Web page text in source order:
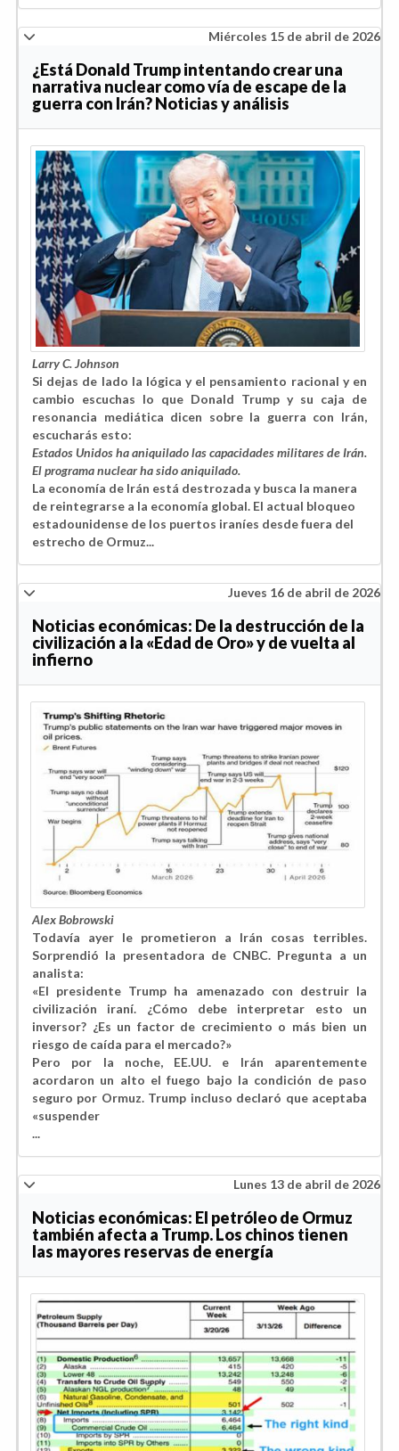
Miércoles 15 de abril de 2026
¿Está Donald Trump intentando crear una
narrativa nuclear como vía de escape de la
guerra con Irán? Noticias y análisis
Larry C. Johnson
Si dejas de lado la lógica y el pensamiento racional y en
cambio escuchas lo que Donald Trump y su caja de
resonancia mediática dicen sobre la guerra con Irán,
escucharás esto:
Estados Unidos ha aniquilado las capacidades militares de Irán.
El programa nuclear ha sido aniquilado.
La economía de Irán está destrozada y busca la manera
de reintegrarse a la economía global. El actual bloqueo
estadounidense de los puertos iraníes desde fuera del
estrecho de Ormuz...
Jueves 16 de abril de 2026
Noticias económicas: De la destrucción de la
civilización a la «Edad de Oro» y de vuelta al
infierno
Alex Bobrowski
Todavía ayer le prometieron a Irán cosas terribles.
Sorprendió la presentadora de CNBC. Pregunta a un
analista:
«El presidente Trump ha amenazado con destruir la
civilización iraní. ¿Cómo debe interpretar esto un
inversor? ¿Es un factor de crecimiento o más bien un
riesgo de caída para el mercado?»
Pero por la noche, EE.UU. e Irán aparentemente
acordaron un alto el fuego bajo la condición de paso
seguro por Ormuz. Trump incluso declaró que aceptaba
«suspender
...
Lunes 13 de abril de 2026
Noticias económicas: El petróleo de Ormuz
también afecta a Trump. Los chinos tienen
las mayores reservas de energía